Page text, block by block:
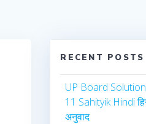
RECENT POSTS
UP Board
11 Sahityik Hindi
अनुवाद